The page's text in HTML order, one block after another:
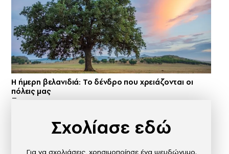
Η ήμερη βελανιδιά: Το δένδρο που χρειάζονται οι
πόλεις μας
Σχολίασε εδώ